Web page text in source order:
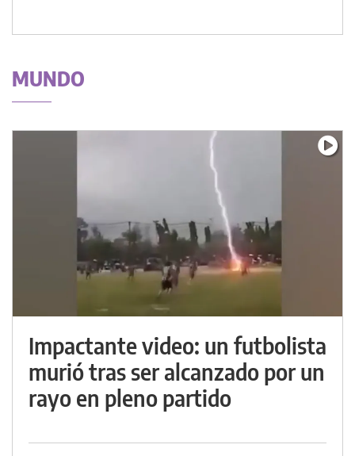
MUNDO
Impactante video: un futbolista
murió tras ser alcanzado por un
rayo en pleno partido